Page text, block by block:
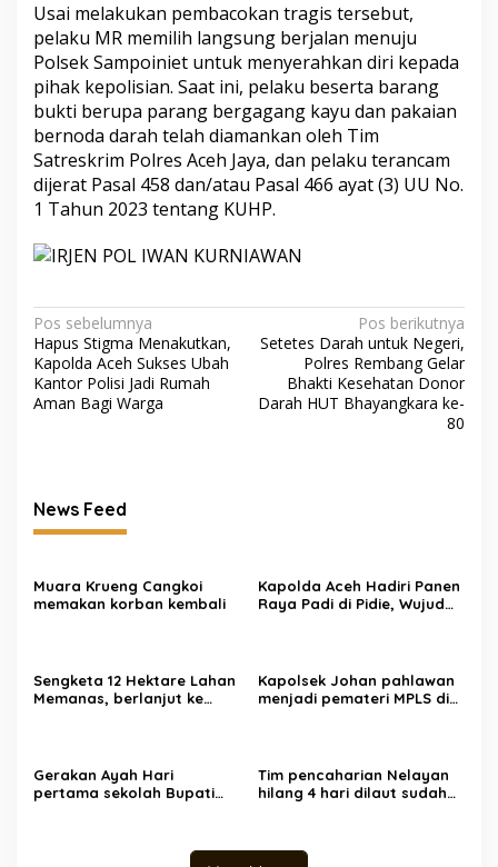
​Usai melakukan pembacokan tragis tersebut,
pelaku MR memilih langsung berjalan menuju
Polsek Sampoiniet untuk menyerahkan diri kepada
pihak kepolisian. Saat ini, pelaku beserta barang
bukti berupa parang bergagang kayu dan pakaian
bernoda darah telah diamankan oleh Tim
Satreskrim Polres Aceh Jaya, dan pelaku terancam
dijerat Pasal 458 dan/atau Pasal 466 ayat (3) UU No.
1 Tahun 2023 tentang KUHP.
Navigasi
pos
Pos sebelumnya
Hapus Stigma Menakutkan,
Kapolda Aceh Sukses Ubah
Kantor Polisi Jadi Rumah
Aman Bagi Warga
Pos berikutnya
Setetes Darah untuk Negeri,
Polres Rembang Gelar
Bhakti Kesehatan Donor
Darah HUT Bhayangkara ke-
80
News Feed
Muara Krueng Cangkoi
memakan korban kembali
‎‎Kapolda Aceh Hadiri Panen
Raya Padi di Pidie, Wujud
Sengketa 12 Hektare Lahan
Memanas, berlanjut ke
Kapolsek Johan pahlawan
menjadi pemateri MPLS di
Gerakan Ayah Hari
pertama sekolah Bupati
Tim pencaharian Nelayan
hilang 4 hari dilaut sudah